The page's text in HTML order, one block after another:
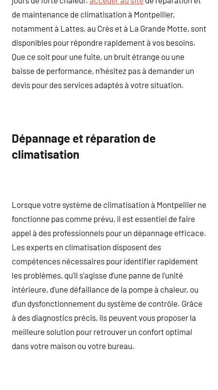
de maintenance de climatisation à Montpellier,
notamment à Lattes, au Crès et à La Grande Motte, sont
disponibles pour répondre rapidement à vos besoins.
Que ce soit pour une fuite, un bruit étrange ou une
baisse de performance, n’hésitez pas à demander un
devis pour des services adaptés à votre situation.
Dépannage et réparation de
climatisation
Lorsque votre système de climatisation à Montpellier ne
fonctionne pas comme prévu, il est essentiel de faire
appel à des professionnels pour un dépannage efficace.
Les experts en climatisation disposent des
compétences nécessaires pour identifier rapidement
les problèmes, qu’il s’agisse d’une panne de l’unité
intérieure, d’une défaillance de la pompe à chaleur, ou
d’un dysfonctionnement du système de contrôle. Grâce
à des diagnostics précis, ils peuvent vous proposer la
meilleure solution pour retrouver un confort optimal
dans votre maison ou votre bureau.